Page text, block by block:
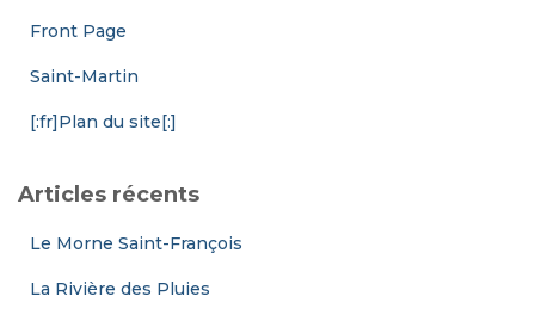
Front Page
Saint-Martin
[:fr]Plan du site[:]
Articles récents
Le Morne Saint-François
La Rivière des Pluies